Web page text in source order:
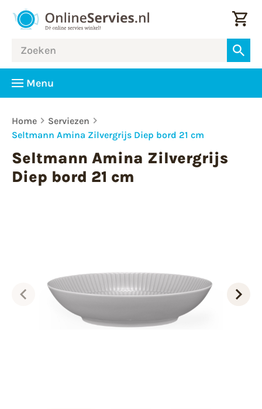
Menu
Home
Serviezen
Seltmann Amina Zilvergrijs Diep bord 21 cm
Seltmann Amina Zilvergrijs
Diep bord 21 cm